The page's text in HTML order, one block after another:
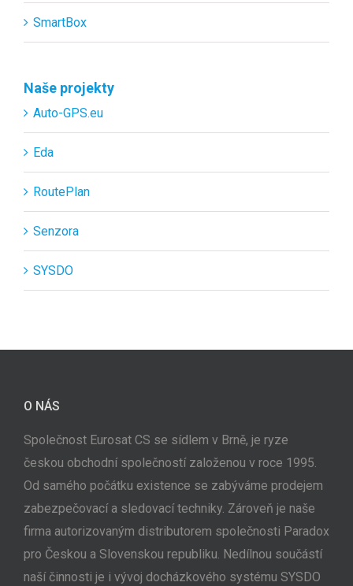
SmartBox
Naše projekty
Auto-GPS.eu
Eda
RoutePlan
Senzora
SYSDO
O NÁS
Společnost Eurosat CS se sídlem v Brně, je ryze
českou obchodní společností založenou v roce 1995.
Od samého počátku existence se zabýváme prodejem
zabezpečovací a sledovací techniky. Zároveň je naše
firma autorizovaným distributorem společnosti Paradox
pro Českou a Slovenskou republiku. Nedílnou součástí
naší činnosti je i vývoj docházkového systému SYSDO